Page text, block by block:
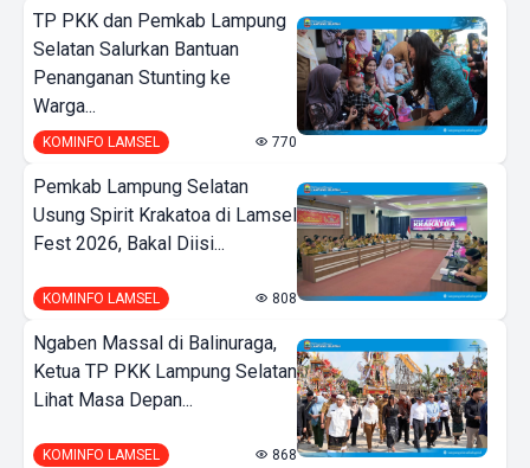
TP PKK dan Pemkab Lampung
Selatan Salurkan Bantuan
Penanganan Stunting ke
Warga...
KOMINFO LAMSEL 770
Pemkab Lampung Selatan
Usung Spirit Krakatoa di Lamsel
Fest 2026, Bakal Diisi...
KOMINFO LAMSEL 808
Ngaben Massal di Balinuraga,
Ketua TP PKK Lampung Selatan
Lihat Masa Depan...
KOMINFO LAMSEL 868